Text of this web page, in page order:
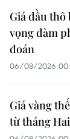
Giá dầu
vọng đàm
đoán
06/08/2026
Giá vàng
từ tháng Hai